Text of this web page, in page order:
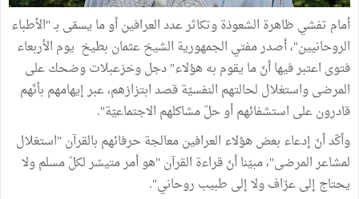
أمام تفشي ظاهرة الشعوذة وتكاثر عدد العرافين أو ما يسمّى بـ "الأطباء
الروحانيين"، أصدر مفتي الجمهورية الشيخ عثمان بطيخ يوم الأربعاء
فتوى اعتبر فيها أنّ ما يقوم به هؤلاء" دجل وخزعبلات وضحك على
المرضى واستغلال لحالتهم النفسيّة قصد ابتزازهم، عبر إيهامهم بأنّهم
قادرون على استشفائهم أو حلّ مشاكلهم الاجتماعيّة".
وأكّد أنّ إدعاء بعض هؤلاء العرافين معالجة حرفائهم بالقرآن "استغلال
لمشاعر المرضى"، مبيّنا أنّ قراءة القرآن "هو أمر متيسّر لكلّ مسلم ولا
يحتاج إلى عرّاف ولا إلى طبيب روحاني".